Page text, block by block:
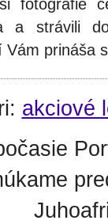
fotografie
a strávili
Vám prináša
akciové